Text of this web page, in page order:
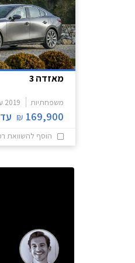
מאזדה 3
משפחתיות 2019
169,900
₪ עד
הוסף להשוואת